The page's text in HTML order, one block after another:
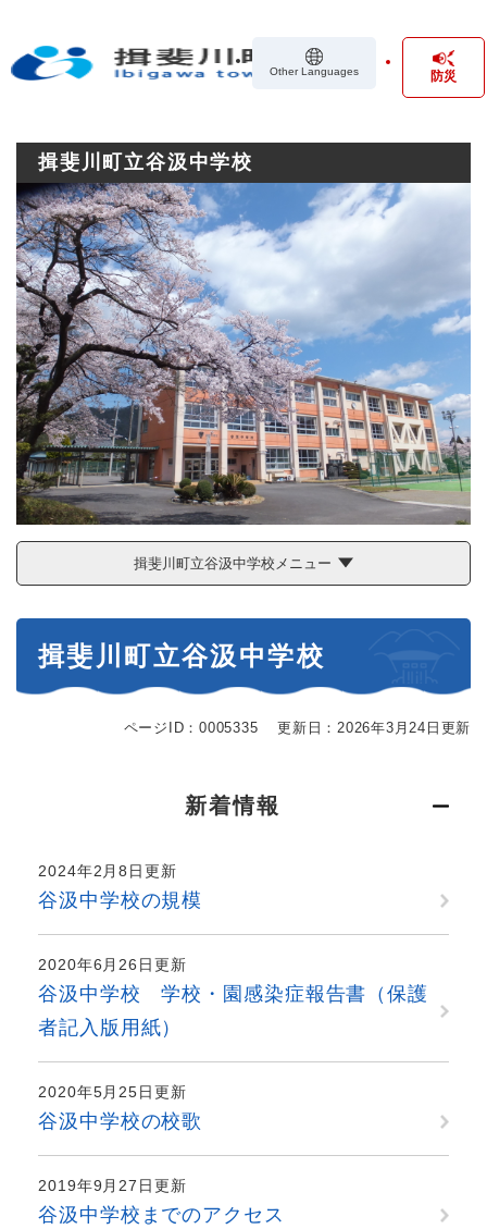
の
Other Languages 防災
揖斐川町立谷汲中学校
揖斐川町立谷汲中学校メニュー
揖斐川町立谷汲中学校
ページID：0005335 更新日：2026年3月24日更新
新着情報
2024年2月8日更新
谷汲中学校の規模
2020年6月26日更新
谷汲中学校 学校・園感染症報告書（保護
者記入版用紙）
2020年5月25日更新
谷汲中学校の校歌
2019年9月27日更新
谷汲中学校までのアクセス